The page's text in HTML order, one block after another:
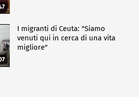
I migranti di Ceuta: "Siamo
venuti qui in cerca di una vita
migliore"